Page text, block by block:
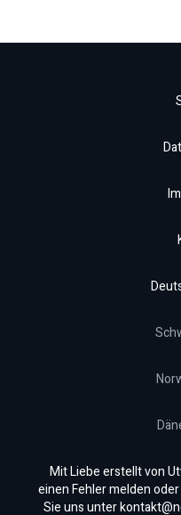
Mit Liebe erstellt von
einen Fehler melden
Sie uns unter